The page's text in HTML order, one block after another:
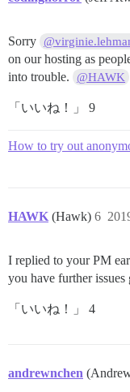
Sorry
on our hosting as
into trouble.
@HAWK
「いいね！」 9
How to try out
HAWK (Hawk) 6
I replied to your PM
you have further issues
「いいね！」 4
andrewnchen